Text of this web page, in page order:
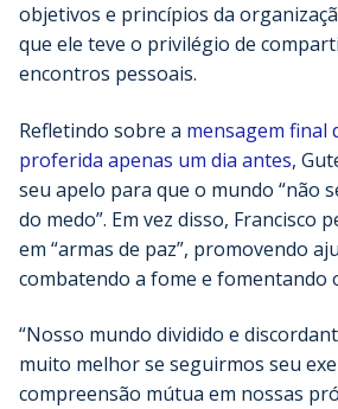
objetivos e princípios da
que ele teve o privilégio de
encontros pessoais.
Refletindo sobre a mensagem final
proferida apenas um dia antes,
seu apelo para que o mundo “não
do medo”. Em vez disso, Francisco
em “armas de paz”, promovendo
combatendo a fome e fomentando
“Nosso mundo dividido e
muito melhor se seguirmos seu
compreensão mútua em nossas